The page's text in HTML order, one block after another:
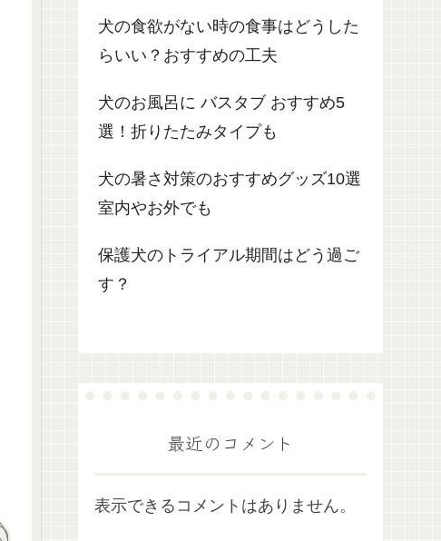
犬の食欲がない時の食事はどうした
らいい？おすすめの工夫
犬のお風呂に バスタブ おすすめ5
選！折りたたみタイプも
犬の暑さ対策のおすすめグッズ10選
室内やお外でも
保護犬のトライアル期間はどう過ご
す？
最近のコメント
表示できるコメントはありません。